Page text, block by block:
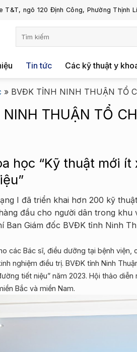
T&T, ngõ 120 Định Công, Phường Thịnh
Tin tức Các kỹ thuật y
» BVĐK TỈNH NINH THUẬN TỔ
THUẬN TỔ
học “Kỹ thuật mới
I đã triển khai hơn 200 kỹ
đầu cho người dân trong khu
Ban Giám đốc BVĐK tỉnh Ninh
các Bác sĩ, điều dưỡng tại bệnh
nghiệm điều trị. BVĐK tỉnh Ninh
tiết niệu” năm 2023. Hội thảo
Bắc và miền Nam.